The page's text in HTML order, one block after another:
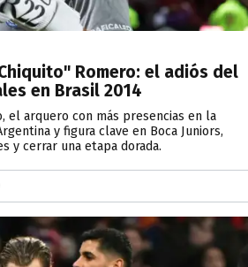
Romero: el adiós del
en Brasil 2014
el arquero con más presencias en la
y figura clave en Boca Juniors,
y cerrar una etapa dorada.